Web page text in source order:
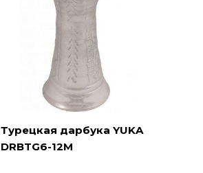
Турецкая дарбука YUKA
DRBTG6-12M